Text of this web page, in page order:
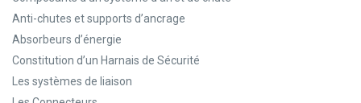
Anti-chutes et supports d’ancrage
Absorbeurs d’énergie
Constitution d’un Harnais de Sécurité
Les systèmes de liaison